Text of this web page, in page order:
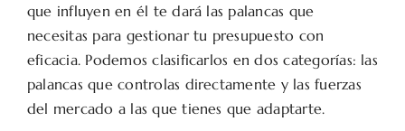
que influyen en él te dará las palancas que
necesitas para gestionar tu presupuesto con
eficacia. Podemos clasificarlos en dos categorías: las
palancas que controlas directamente y las fuerzas
del mercado a las que tienes que adaptarte.